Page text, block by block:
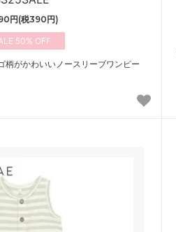
円(税390円)
50%
柄がかわいいノースリーブワンピー